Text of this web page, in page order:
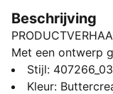
Beschrijving
Met een ontwerp
Harambee
Street een tijdloos
Stijl: 407266_03
Kleur: